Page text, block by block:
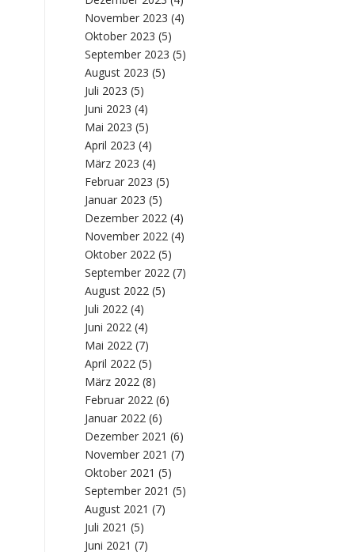
November 2023 (4)
Oktober 2023 (5)
September 2023 (5)
August 2023 (5)
Juli 2023 (5)
Juni 2023 (4)
Mai 2023 (5)
April 2023 (4)
März 2023 (4)
Februar 2023 (5)
Januar 2023 (5)
Dezember 2022 (4)
November 2022 (4)
Oktober 2022 (5)
September 2022 (7)
August 2022 (5)
Juli 2022 (4)
Juni 2022 (4)
Mai 2022 (7)
April 2022 (5)
März 2022 (8)
Februar 2022 (6)
Januar 2022 (6)
Dezember 2021 (6)
November 2021 (7)
Oktober 2021 (5)
September 2021 (5)
August 2021 (7)
Juli 2021 (5)
Juni 2021 (7)